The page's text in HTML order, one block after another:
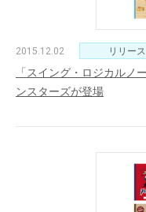
2015.12.02 リリース
「スイング・ロジカルノ
ンスターズが登場